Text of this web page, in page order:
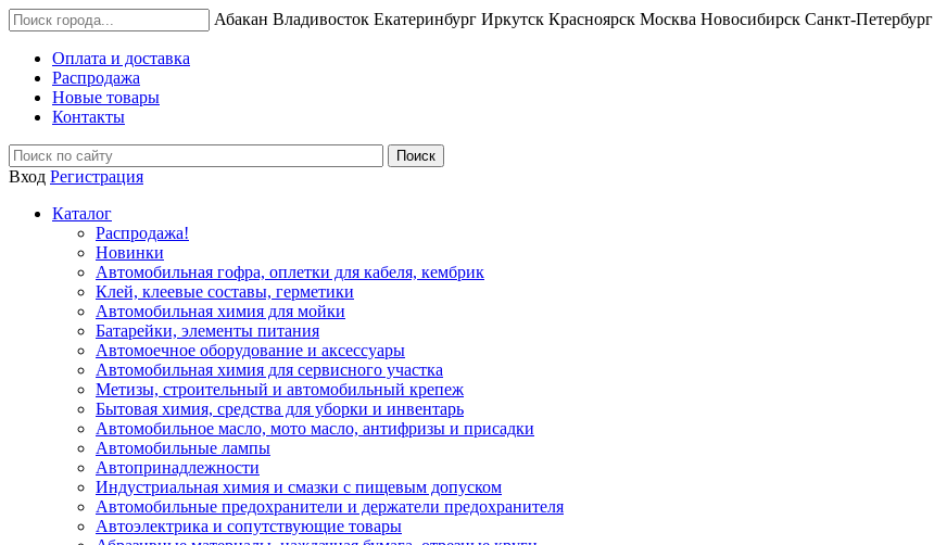
Абакан Владивосток Екатеринбург Иркутск Красноярск Москва Новосибирск Санкт-Петербург
Оплата и доставка
Распродажа
Новые товары
Контакты
Вход Регистрация
Каталог
Распродажа!
Новинки
Автомобильная гофра, оплетки для кабеля, кембрик
Клей, клеевые составы, герметики
Автомобильная химия для мойки
Батарейки, элементы питания
Автомоечное оборудование и аксессуары
Автомобильная химия для сервисного участка
Метизы, строительный и автомобильный крепеж
Бытовая химия, средства для уборки и инвентарь
Автомобильное масло, мото масло, антифризы и присадки
Автомобильные лампы
Автопринадлежности
Индустриальная химия и смазки с пищевым допуском
Автомобильные предохранители и держатели предохранителя
Автоэлектрика и сопутствующие товары